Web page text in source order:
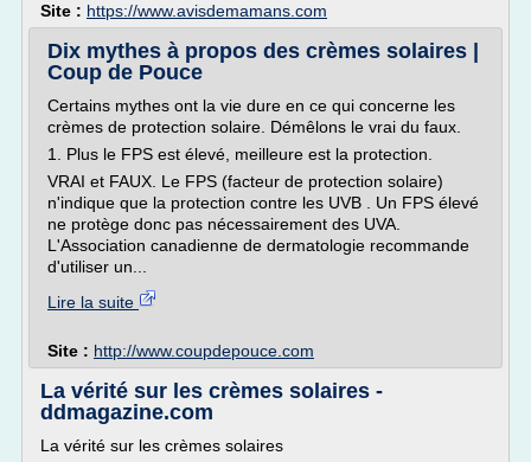
Site : https://www.avisdemamans.com
Dix mythes à propos des crèmes solaires |
Coup de Pouce
Certains mythes ont la vie dure en ce qui concerne les
crèmes de protection solaire. Démêlons le vrai du faux.
1. Plus le FPS est élevé, meilleure est la protection.
VRAI et FAUX. Le FPS (facteur de protection solaire)
n'indique que la protection contre les UVB . Un FPS élevé
ne protège donc pas nécessairement des UVA.
L'Association canadienne de dermatologie recommande
d'utiliser un...
Lire la suite
Site : http://www.coupdepouce.com
La vérité sur les crèmes solaires -
ddmagazine.com
La vérité sur les crèmes solaires